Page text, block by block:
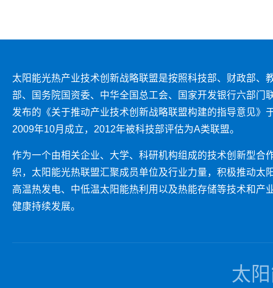
太阳能光热产业技术创新战略联盟是按照科技部、财政部、
部、国务院国资委、中华全国总工会、国家开发银行六部门
发布的《关于推动产业技术创新战略联盟构建的指导意见》
2009年10月成立，2012年被科技部评估为A类联盟。
作为一个由相关企业、大学、科研机构组成的技术创新型合
织，太阳能光热联盟汇聚成员单位及行业力量，积极推动太
高温热发电、中低温太阳能热利用以及热能存储等技术和产
健康持续发展。
太